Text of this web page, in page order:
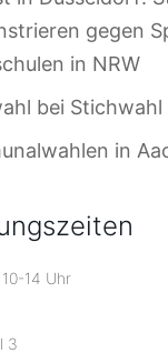
gegen
in NRW
bei Stichwahl
in
14 Uhr
3